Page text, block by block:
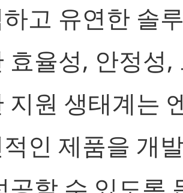
고 유연한 솔
효율성, 안정성
지원 생태계는
인 제품을 개